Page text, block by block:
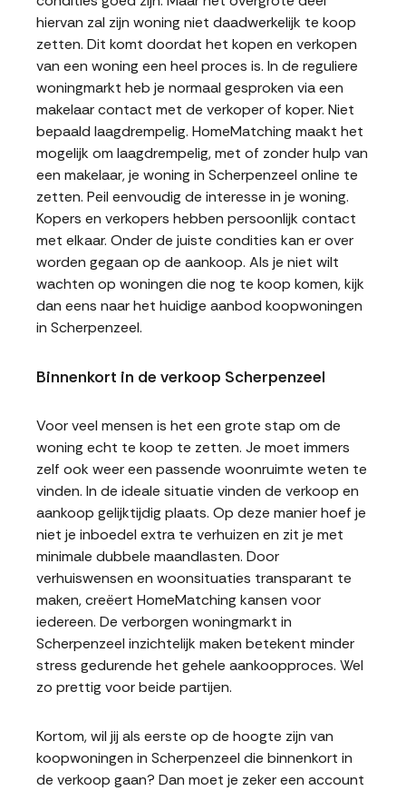
hiervan zal zijn woning niet daadwerkelijk te koop
zetten. Dit komt doordat het kopen en verkopen
van een woning een heel proces is. In de reguliere
woningmarkt heb je normaal gesproken via een
makelaar contact met de verkoper of koper. Niet
bepaald laagdrempelig. HomeMatching maakt het
mogelijk om laagdrempelig, met of zonder hulp van
een makelaar, je woning in Scherpenzeel online te
zetten. Peil eenvoudig de interesse in je woning.
Kopers en verkopers hebben persoonlijk contact
met elkaar. Onder de juiste condities kan er over
worden gegaan op de aankoop. Als je niet wilt
wachten op woningen die nog te koop komen, kijk
dan eens naar het huidige aanbod koopwoningen
in Scherpenzeel.
Binnenkort in de verkoop Scherpenzeel
Voor veel mensen is het een grote stap om de
woning echt te koop te zetten. Je moet immers
zelf ook weer een passende woonruimte weten te
vinden. In de ideale situatie vinden de verkoop en
aankoop gelijktijdig plaats. Op deze manier hoef je
niet je inboedel extra te verhuizen en zit je met
minimale dubbele maandlasten. Door
verhuiswensen en woonsituaties transparant te
maken, creëert HomeMatching kansen voor
iedereen. De verborgen woningmarkt in
Scherpenzeel inzichtelijk maken betekent minder
stress gedurende het gehele aankoopproces. Wel
zo prettig voor beide partijen.
Kortom, wil jij als eerste op de hoogte zijn van
koopwoningen in Scherpenzeel die binnenkort in
de verkoop gaan? Dan moet je zeker een account